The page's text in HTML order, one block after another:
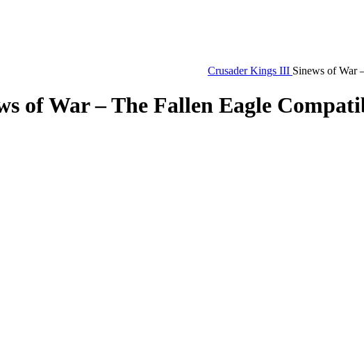
Crusader Kings III Sinews of War